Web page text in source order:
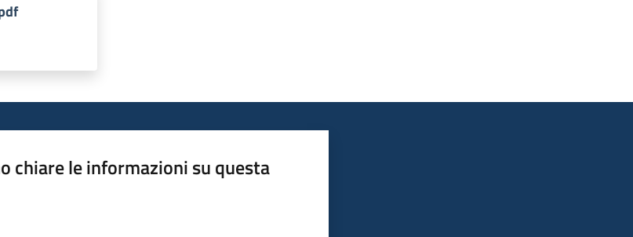
chiare le informazioni su questa